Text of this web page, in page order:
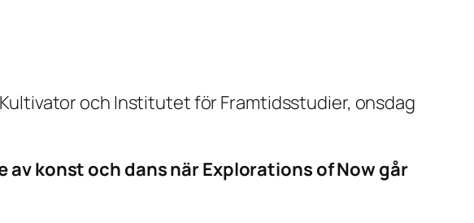
och Institutet för Framtidsstudier, onsdag
konst och dans när Explorations of Now går